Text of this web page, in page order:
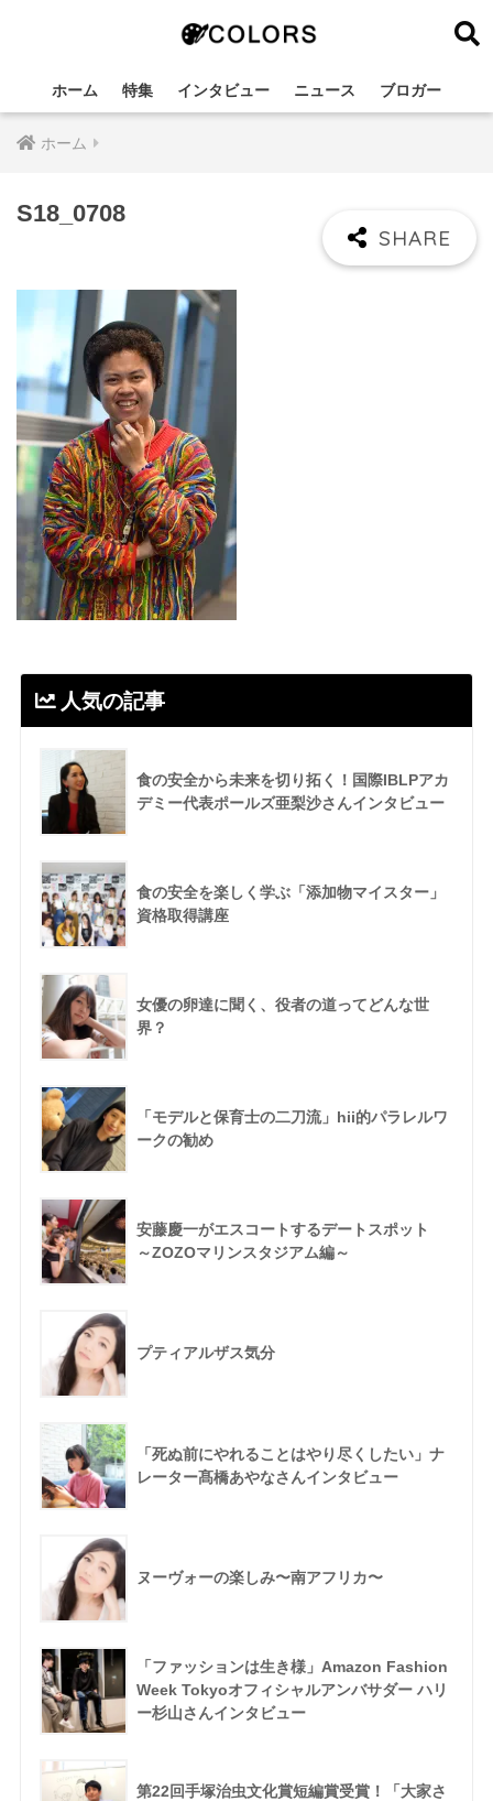
ホーム 特集 インタビュー ニュース ブロガー
ホーム
S18_0708
人気の記事
食の安全から未来を切り拓く！国際IBLPアカ
デミー代表ポールズ亜梨沙さんインタビュー
食の安全を楽しく学ぶ「添加物マイスター」
資格取得講座
女優の卵達に聞く、役者の道ってどんな世
界？
「モデルと保育士の二刀流」hii的パラレルワ
ークの勧め
安藤慶一がエスコートするデートスポット
～ZOZOマリンスタジアム編～
プティアルザス気分
「死ぬ前にやれることはやり尽くしたい」ナ
レーター髙橋あやなさんインタビュー
ヌーヴォーの楽しみ〜南アフリカ〜
「ファッションは生き様」Amazon Fashion
Week Tokyoオフィシャルアンバサダー ハリ
ー杉山さんインタビュー
第22回手塚治虫文化賞短編賞受賞！「大家さ